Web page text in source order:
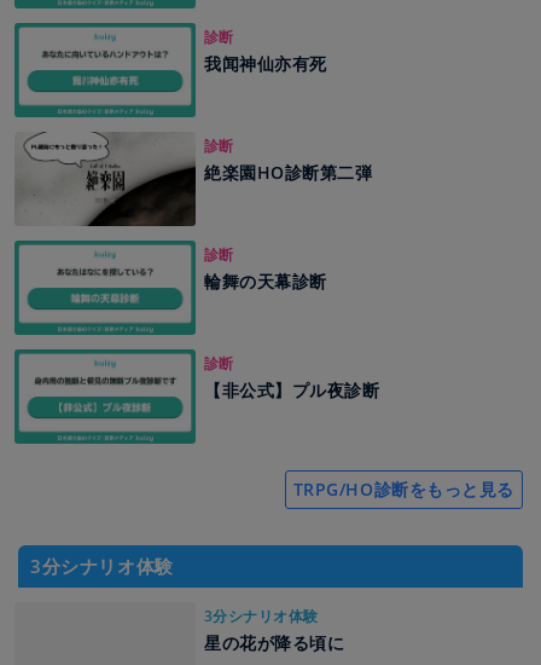
診断
我闻神仙亦有死
診断
絶楽園HO診断第二弾
診断
輪舞の天幕診断
診断
【非公式】プル夜診断
TRPG/HO診断をもっと見る
3分シナリオ体験
3分シナリオ体験
星の花が降る頃に